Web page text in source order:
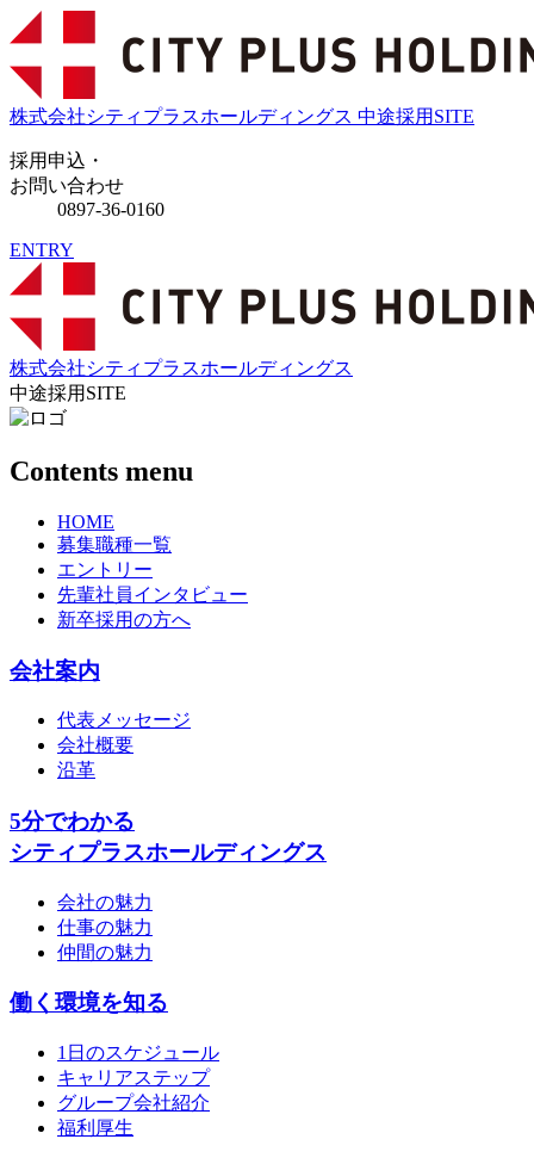
株式会社シティプラスホールディングス 中途採用 SITE
採用申込・
お問い合わせ
0897-36-0160
ENTRY
株式会社シティプラスホールディングス
中途採用 SITE
Contents menu
HOME
募集職種一覧
エントリー
先輩社員インタビュー
新卒採用の方へ
会社案内
代表メッセージ
会社概要
沿革
5分でわかる
シティプラスホールディングス
会社の魅力
仕事の魅力
仲間の魅力
働く環境を知る
1日のスケジュール
キャリアステップ
グループ会社紹介
福利厚生